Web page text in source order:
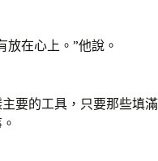
在心上。”他說。
要的工具，只要那些填滿